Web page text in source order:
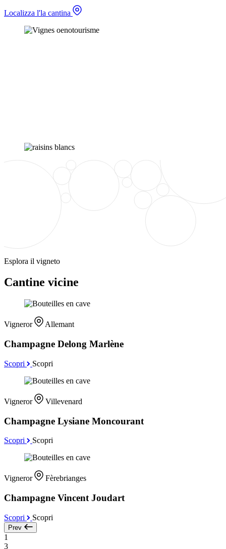
Localizza l'la cantina
Esplora il vigneto
Cantine vicine
Vigneror Allemant
Champagne Delong Marlène
Scopri Scopri
Vigneror Villevenard
Champagne Lysiane Moncourant
Scopri Scopri
Vigneror Fèrebrianges
Champagne Vincent Joudart
Scopri Scopri
Prev
1
3